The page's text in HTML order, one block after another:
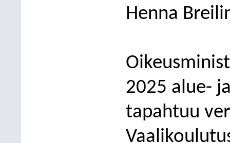
Henna
2025 alue-
tapahtuu